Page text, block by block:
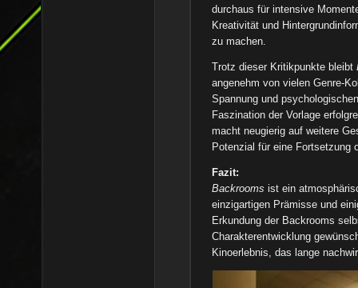
durchaus für intensive
Kreativität und
zu machen.
Trotz dieser Kritikpunkte bleibt
angenehm von vielen Genre-
Spannung und
Faszination der Vorlage
macht neugierig auf weitere
Potenzial für eine Fortsetzung
Fazit:
Backrooms ist ein
einzigartigen Prämisse und
Erkundung der Backrooms
Charakterentwicklung
Kinoerlebnis, das lange